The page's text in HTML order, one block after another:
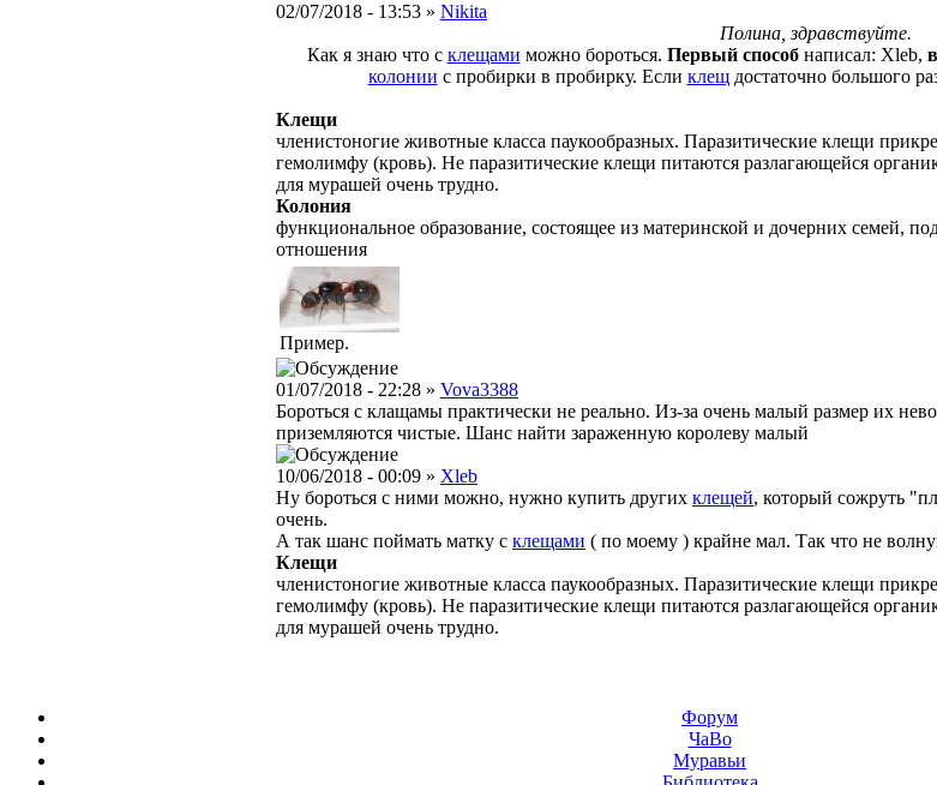
02/07/2018 - 13:53 » Nikita
Полина, здравствуйте.
Как я знаю что с клещами можно бороться. Первый способнаписал: Xleb,
колонии с пробирки в пробирку. Если клещдостаточно большого
Клещи
членистоногие животные класса паукообразных. Паразитические клещи
гемолимфу (кровь). Не паразитические клещи питаются разлагающейся
для мурашей очень трудно.
Колония
функциональное образование, состоящее из материнской и дочерних семей,
отношения
Пример.
01/07/2018 - 22:28 » Vova3388
Бороться с клащамы практически не реально. Из-за очень малый размер их
приземляются чистые. Шанс найти зараженную королеву малый
10/06/2018 - 00:09 » Xleb
Ну бороться с ними можно, нужно купить других клещей, который сожруть
очень.
А так шанс поймать матку с клещами ( по моему ) крайне мал. Так что не
Клещи
членистоногие животные класса паукообразных. Паразитические клещи
гемолимфу (кровь). Не паразитические клещи питаются разлагающейся
для мурашей очень трудно.
Форум
ЧаВо
Муравьи